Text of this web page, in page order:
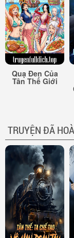
Quạ Đen Của
Tân Thế Giới
TRUYỆN ĐÃ